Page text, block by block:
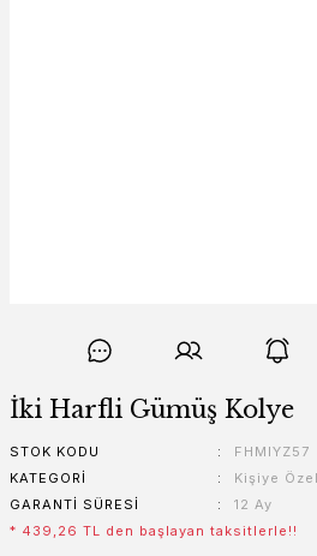
İki Harfli Gümüş Kolye
STOK KODU
FHMIYZ57
KATEGORI
Kişiye
GARANTI SÜRESI
12 Ay
* 439,26 TL den başlayan taksitlerle!!